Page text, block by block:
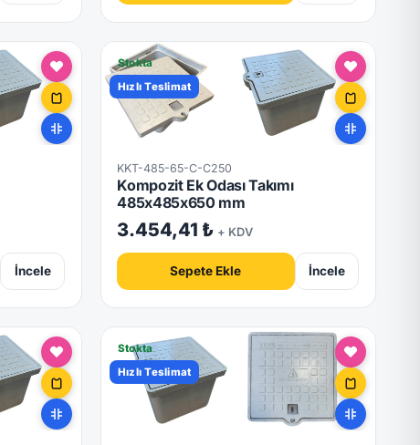
İncele
Stokta
Hızlı Teslimat
KKT-485-65-C-C250
Kompozit Ek Odası Takımı
485x485x650 mm
3.454,41 ₺ + KDV
Sepete Ekle İncele
Stokta
Hızlı Teslimat